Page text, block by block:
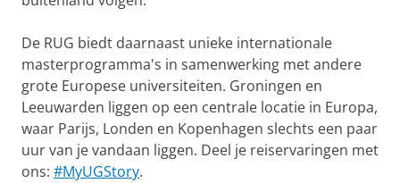
De RUG biedt daarnaast unieke internationale
masterprogramma's in samenwerking met andere
grote Europese universiteiten. Groningen en
Leeuwarden liggen op een centrale locatie in Europa,
waar Parijs, Londen en Kopenhagen slechts een paar
uur van je vandaan liggen. Deel je reiservaringen met
ons: #MyUGStory.